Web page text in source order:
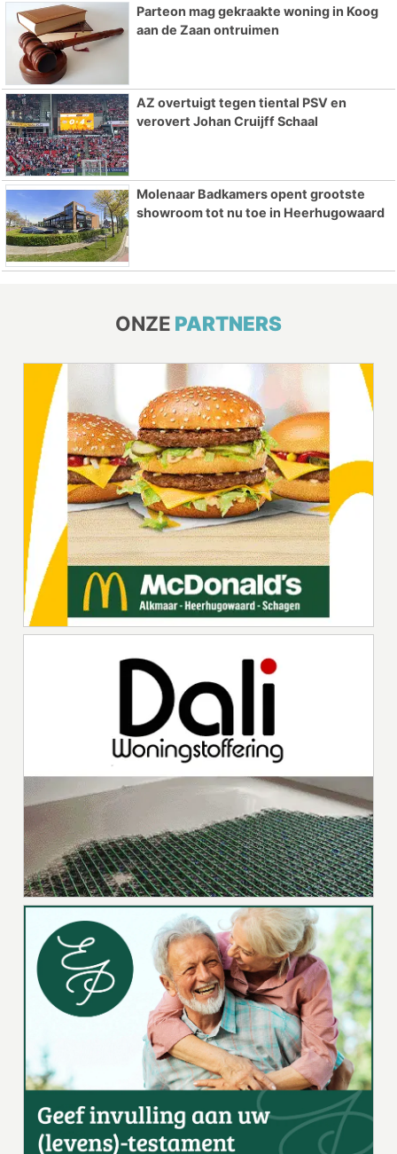
Parteon mag gekraakte woning in Koog
aan de Zaan ontruimen
AZ overtuigt tegen tiental PSV en
verovert Johan Cruijff Schaal
Molenaar Badkamers opent grootste
showroom tot nu toe in Heerhugowaard
ONZE PARTNERS